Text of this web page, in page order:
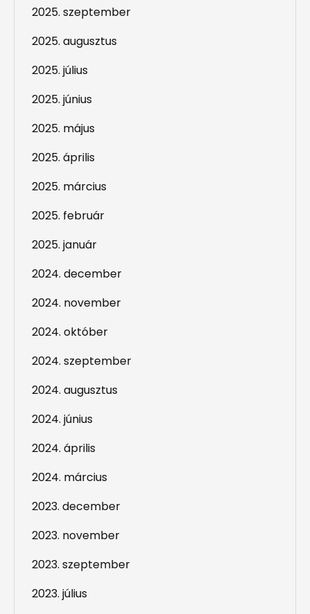
2025. szeptember
2025. augusztus
2025. július
2025. június
2025. május
2025. április
2025. március
2025. február
2025. január
2024. december
2024. november
2024. október
2024. szeptember
2024. augusztus
2024. június
2024. április
2024. március
2023. december
2023. november
2023. szeptember
2023. július